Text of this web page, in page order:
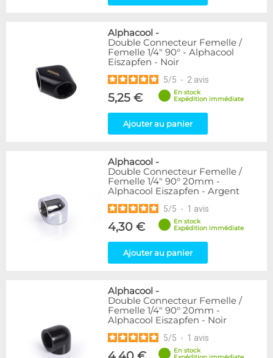
Alphacool -
Double Connecteur Femelle /
Femelle 1/4" 90° - Alphacool
Eiszapfen - Noir
5/5 - 2 avis
5,25 €
En stock
Expédition immédiate
Ajouter au panier
Alphacool -
Double Connecteur Femelle /
Femelle 1/4" 90° 20mm -
Alphacool Eiszapfen - Argent
5/5 - 1 avis
4,30 €
En stock
Expédition immédiate
Ajouter au panier
Alphacool -
Double Connecteur Femelle /
Femelle 1/4" 90° 20mm -
Alphacool Eiszapfen - Noir
5/5 - 1 avis
En stock